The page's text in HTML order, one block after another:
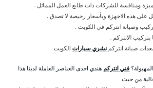
ومنافسة للشركات ذات طابع العمل المماثل .
على هذه الاجهزة وبأسعار رخيصة لا تصدق .
وصيانة انتركم في الكويت .
صيانة انتركم نشري سياراتالكويت
فني انتركم هندي احدى العناصر العاملة لدينا هذا
من حيث